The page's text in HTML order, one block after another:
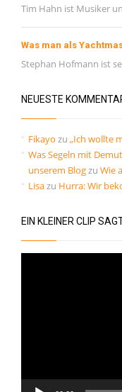
Registrieren
Eintrags-Feed
WordPress.org
Tim Hahn ist Musiker
Was man als
Stephan Hofmann ist
NEUESTE
Fikayo zu „Ich wollte
Was Segeln mit
unserem Blogzu Wie
Lisazu Hurra: Wir
EIN KLEINER CLIP